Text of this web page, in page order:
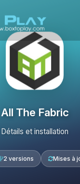
All The Fabric
Détails et installation
2 versions Mises à